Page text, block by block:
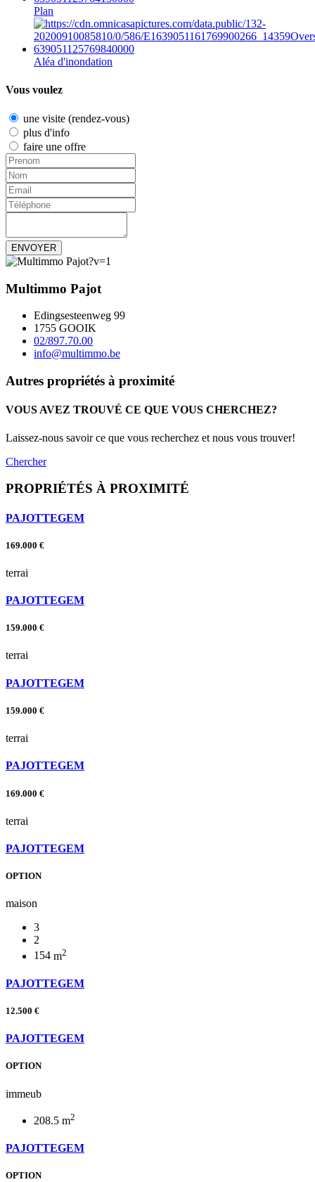
Plan
Aléa d'inondation
Vous voulez
une visite (rendez-vous)
plus d'info
faire une offre
ENVOYER
Multimmo Pajot
Edingsesteenweg 99
1755 GOOIK
02/897.70.00
info@multimmo.be
Autres propriétés à proximité
VOUS AVEZ TROUVÉ CE QUE VOUS CHERCHEZ?
Laissez-nous savoir ce que vous recherchez et nous vous trouver!
Chercher
PROPRIÉTÉS À PROXIMITÉ
PAJOTTEGEM
169.000 €
terrai
PAJOTTEGEM
159.000 €
terrai
PAJOTTEGEM
159.000 €
terrai
PAJOTTEGEM
169.000 €
terrai
PAJOTTEGEM
OPTION
maison
3
2
154 m2
PAJOTTEGEM
12.500 €
PAJOTTEGEM
OPTION
immeub
208.5 m2
PAJOTTEGEM
OPTION